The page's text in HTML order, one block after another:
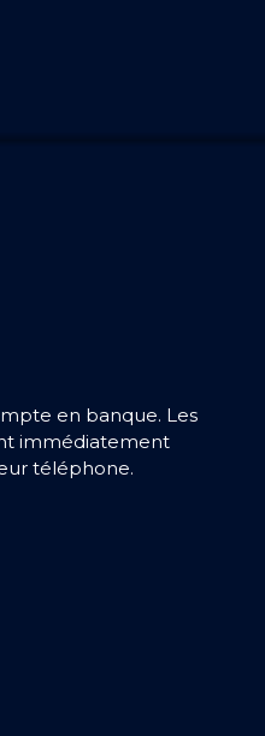
en banque. Les
immédiatement
téléphone.